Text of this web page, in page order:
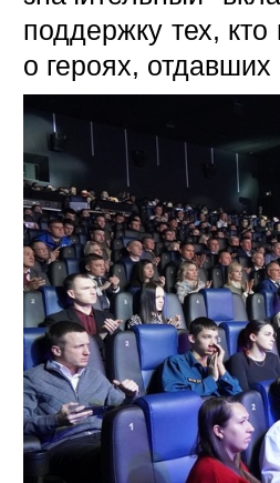
поддержку тех,
о героях,